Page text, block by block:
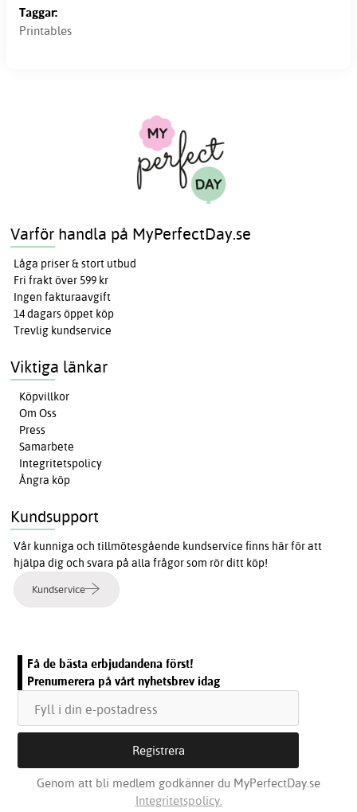
Taggar:
Printables
Varför handla på MyPerfectDay.se
Låga priser & stort utbud
Fri frakt över 599 kr
Ingen fakturaavgift
14 dagars öppet köp
Trevlig kundservice
Viktiga länkar
Köpvillkor
Om Oss
Press
Samarbete
Integritetspolicy
Ångra köp
Kundsupport
Vår kunniga och tillmötesgående kundservice finns här för att
hjälpa dig och svara på alla frågor som rör ditt köp!
Kundservice
Få de bästa erbjudandena först!
Prenumerera på vårt nyhetsbrev idag
Genom att bli medlem godkänner du MyPerfectDay.se
Integritetspolicy.